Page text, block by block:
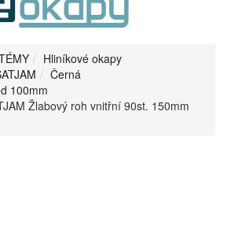
Hliníkové okapy
Černá
100mm
Žlabový roh vnitřní 90st. 150mm